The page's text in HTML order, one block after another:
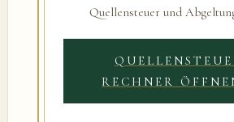
Quellensteuer und
RECHNER